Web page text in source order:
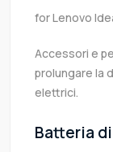
for Lenovo
Accessori e
prolungare la
elettrici.
Batteria